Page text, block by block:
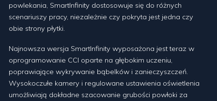
powlekania, SmartInfinity dostosowuje się do różnych
scenariuszy pracy, niezależnie czy pokryta jest jedna czy
obie strony płytki.
Najnowsza wersja SmartInfinity wyposażona jest teraz w
oprogramowanie CCI oparte na głębokim uczeniu,
poprawiające wykrywanie bąbelków i zanieczyszczeń.
Wysokoczułe kamery i regulowane ustawienia oświetlenia
umożliwiają dokładne szacowanie grubości powłoki za